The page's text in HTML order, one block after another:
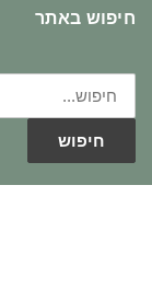
חיפוש באתר
חיפוש
עבור:
חיפוש